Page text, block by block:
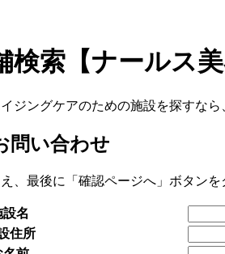
検索【ナールス
ジングケアのための施設を探すなら
問い合わせ
、最後に「確認ページへ」ボタンを
設名
住所